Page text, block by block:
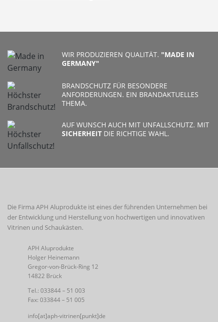
WIR PRODUZIEREN QUALITÄT. "MADE IN
GERMANY"
BRANDSCHUTZ FÜR BESONDERE
ANFORDERUNGEN. EIN BRANDAKTUELLES
THEMA.
AUF WUNSCH AUCH MIT UNFALLSCHUTZ. MIT
SICHERHEIT DIE RICHTIGE WAHL.
Die Firma APH Aluprodukte ist eines der führenden Unternehmen bei
der Entwicklung und Herstellung von hochwertigen und innovativen
Vitrinen und Schaukästen.
APH Aluprodukte
Holger Heinemann
Gregor-von-Brück-Ring 12
14822 Brück
Tel.: 033844 – 51 003
Fax: 033844 – 51 005
info[at]aph-vitrinen[punkt]de